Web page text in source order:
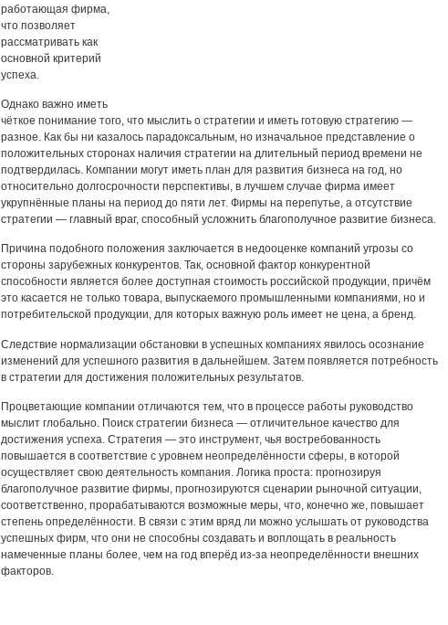
работающая фирма,
что позволяет
рассматривать как
основной критерий
успеха.
Однако важно иметь
чёткое понимание того, что мыслить о стратегии и иметь готовую стратегию —
разное. Как бы ни казалось парадоксальным, но изначальное представление о
положительных сторонах наличия стратегии на длительный период времени не
подтвердилась. Компании могут иметь план для развития бизнеса на год, но
относительно долгосрочности перспективы, в лучшем случае фирма имеет
укрупнённые планы на период до пяти лет. Фирмы на перепутье, а отсутствие
стратегии — главный враг, способный усложнить благополучное развитие бизнеса.
Причина подобного положения заключается в недооценке компаний угрозы со
стороны зарубежных конкурентов. Так, основной фактор конкурентной
способности является более доступная стоимость российской продукции, причём
это касается не только товара, выпускаемого промышленными компаниями, но и
потребительской продукции, для которых важную роль имеет не цена, а бренд.
Следствие нормализации обстановки в успешных компаниях явилось осознание
изменений для успешного развития в дальнейшем. Затем появляется потребность
в стратегии для достижения положительных результатов.
Процветающие компании отличаются тем, что в процессе работы руководство
мыслит глобально. Поиск стратегии бизнеса — отличительное качество для
достижения успеха. Стратегия — это инструмент, чья востребованность
повышается в соответствие с уровнем неопределённости сферы, в которой
осуществляет свою деятельность компания. Логика проста: прогнозируя
благополучное развитие фирмы, прогнозируются сценарии рыночной ситуации,
соответственно, прорабатываются возможные меры, что, конечно же, повышает
степень определённости. В связи с этим вряд ли можно услышать от руководства
успешных фирм, что они не способны создавать и воплощать в реальность
намеченные планы более, чем на год вперёд из-за неопределённости внешних
факторов.